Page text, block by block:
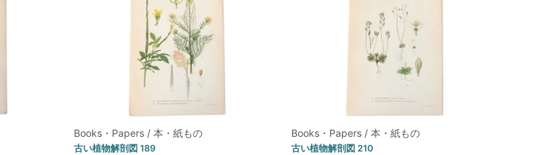
Books・Papers / 本・紙もの
古い植物解剖図 189
Books・Papers / 本・紙もの
古い植物解剖図 210